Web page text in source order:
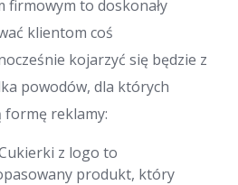
firmowym to doskonały
klientom coś
kojarzyć się będzie z
powodów, dla których
reklamy:
z logo to
produkt, który